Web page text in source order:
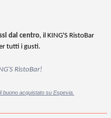
dal centro, il KING'S RistoBar
tutti i gusti.
RistoBar!
buono acquistato su Espevia.